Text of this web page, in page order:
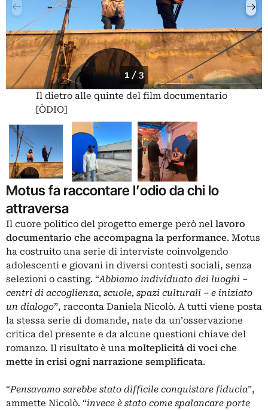
1 / 3
Il dietro alle quinte del film documentario
[ÒDIO]
Motus fa raccontare l’odio da chi lo
attraversa
Il cuore politico del progetto emerge però nel lavoro
documentario che accompagna la performance. Motus
ha costruito una serie di interviste coinvolgendo
adolescenti e giovani in diversi contesti sociali, senza
selezioni o casting. “Abbiamo individuato dei luoghi –
centri di accoglienza, scuole, spazi culturali – e iniziato
un dialogo”, racconta Daniela Nicolò. A tutti viene posta
la stessa serie di domande, nate da un’osservazione
critica del presente e da alcune questioni chiave del
romanzo. Il risultato è una molteplicità di voci che
mette in crisi ogni narrazione semplificata.
“Pensavamo sarebbe stato difficile conquistare fiducia”,
ammette Nicolò. “invece è stato come spalancare porte